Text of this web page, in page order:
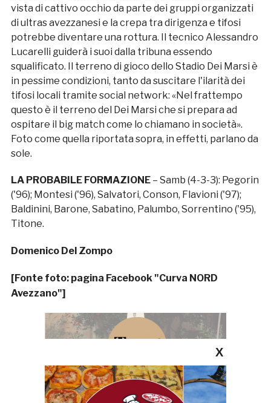
vista di cattivo occhio da parte dei gruppi organizzati
di ultras avezzanesi e la crepa tra dirigenza e tifosi
potrebbe diventare una rottura. Il tecnico Alessandro
Lucarelli guiderà i suoi dalla tribuna essendo
squalificato. Il terreno di gioco dello Stadio Dei Marsi è
in pessime condizioni, tanto da suscitare l'ilarità dei
tifosi locali tramite social network: «Nel frattempo
questo è il terreno del Dei Marsi che si prepara ad
ospitare il big match come lo chiamano in società».
Foto come quella riportata sopra, in effetti, parlano da
sole.
LA PROBABILE FORMAZIONE– Samb (4-3-3): Pegorin
('96); Montesi ('96), Salvatori, Conson, Flavioni ('97);
Baldinini, Barone, Sabatino, Palumbo, Sorrentino ('95),
Titone.
Domenico Del Zompo
[Fonte foto: pagina Facebook "Curva NORD
Avezzano"]
X